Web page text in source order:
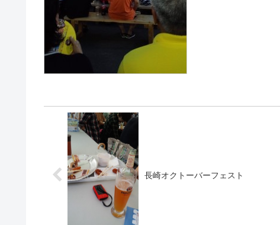
長崎オクトーバーフェスト